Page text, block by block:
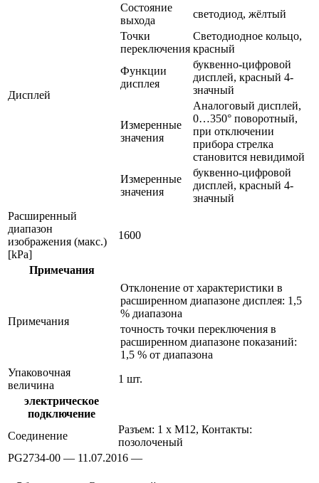
Дисплей
Состояние
выхода
светодиод, жёлтый
Точки
переключения
Светодиодное кольцо,
красный
Функции
дисплея
буквенно-цифровой
дисплей, красный 4-
значный
Измеренные
значения
Аналоговый дисплей,
0…350° поворотный,
при отключении
прибора стрелка
становится невидимой
Измеренные
значения
буквенно-цифровой
дисплей, красный 4-
значный
Расширенный
диапазон
изображения (макс.)
[kPa]
1600
Примечания
Примечания
Отклонение от характеристики в
расширенном диапазоне дисплея: 1,5
% диапазона
точность точки переключения в
расширенном диапазоне показаний:
1,5 % от диапазона
Упаковочная
величина
1 шт.
электрическое
подключение
Соединение
Разъем: 1 x M12, Контакты:
позолоченый
PG2734-00 — 11.07.2016 —